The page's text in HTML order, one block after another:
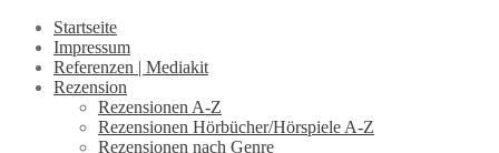
Startseite
Impressum
Referenzen | Mediakit
Rezension
Rezensionen A-Z
Rezensionen Hörbücher/Hörspiele A-Z
Rezensionen nach Genre